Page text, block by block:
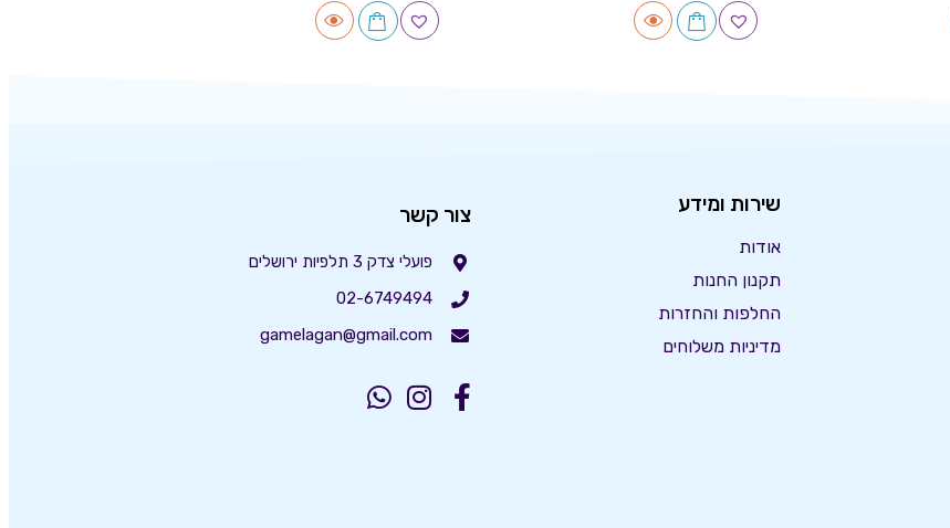
שירות ומידע
אודות
תקנון החנות
החלפות והחזרות
מדיניות משלוחים
צור קשר
פועלי צדק 3 תלפיות ירושלים
02-6749494
gamelagan@gmail.com